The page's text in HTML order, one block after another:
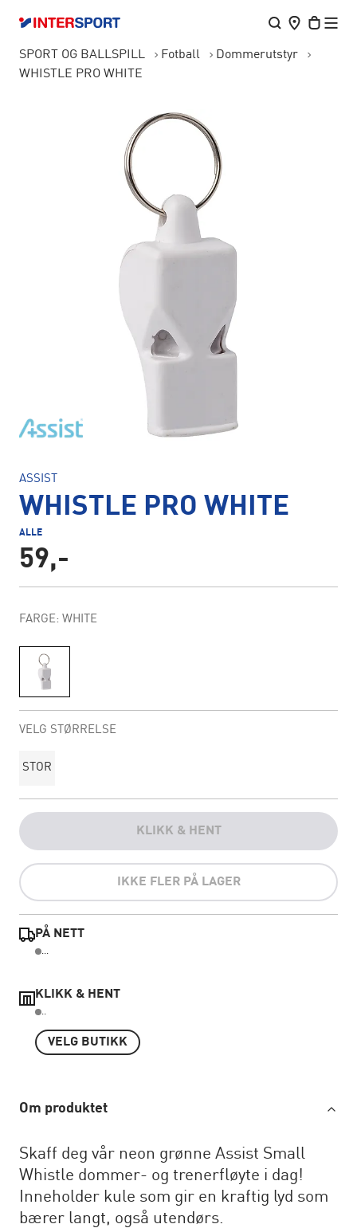
SPORT OG BALLSPILL Fotball
Dommerutstyr
WHISTLE PRO WHITE
ASSIST
WHISTLE PRO WHITE
ALLE
59,-
FARGE: WHITE
VELG STØRRELSE
STOR
KLIKK & HENT
IKKE FLER PÅ LAGER
PÅ NETT
...
KLIKK & HENT
..
VELG BUTIKK
Om produktet
Skaff deg vår neon grønne Assist Small
Whistle dommer- og trenerfløyte i dag!
Inneholder kule som gir en kraftig lyd som
bærer langt, også utendørs.